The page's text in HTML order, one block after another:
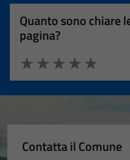
Quanto sono chiare
pagina?
Valuta 5
Valuta 4 stelle
Valuta 3 stelle su 5
Valuta 2 stelle su 5
Valuta 1 stelle su 5
Contatta il Comune